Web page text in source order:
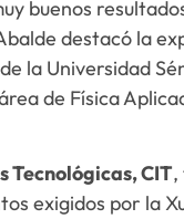
buenos
destacó la
la Universidad
de Física
Tecnológicas, CIT,
exigidos por la